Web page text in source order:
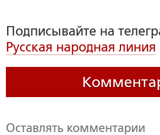
Подписывайте на
Русская народная линия
Оставлять комментарии